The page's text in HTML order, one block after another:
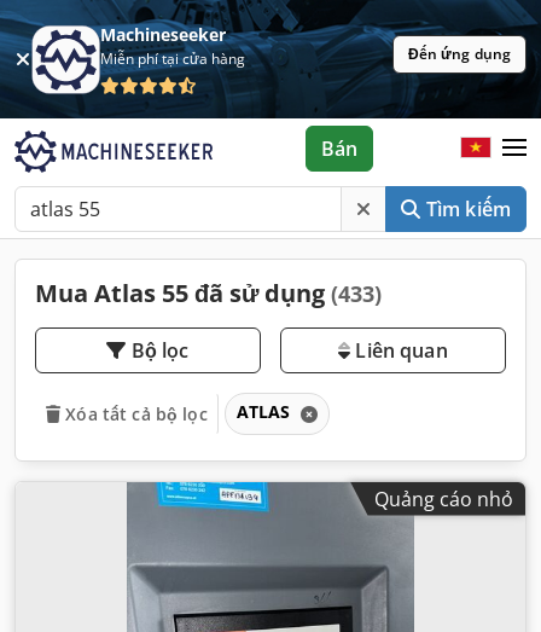
Machineseeker
Miễn phí tại cửa hàng Đến ứng dụng
Tìm kiếm
Bán
Mua Atlas 55 đã sử dụng (433)
Bộ lọc Liên quan
Xóa tất cả bộ lọc ATLAS
Quảng cáo nhỏ